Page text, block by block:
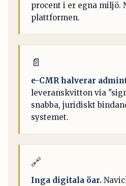
procent i er egna miljö.
plattformen.
📄
e-CMR halverar
leveranskvitton via
snabba, juridiskt
systemet.
🔗
Inga digitala öar.